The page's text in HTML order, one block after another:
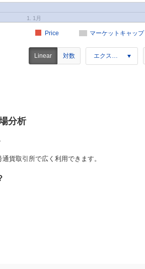
マーケットキャップ
Price
1. 1月
Linear 対数 エクスポート
分析
貨取引所で広く利用できます。